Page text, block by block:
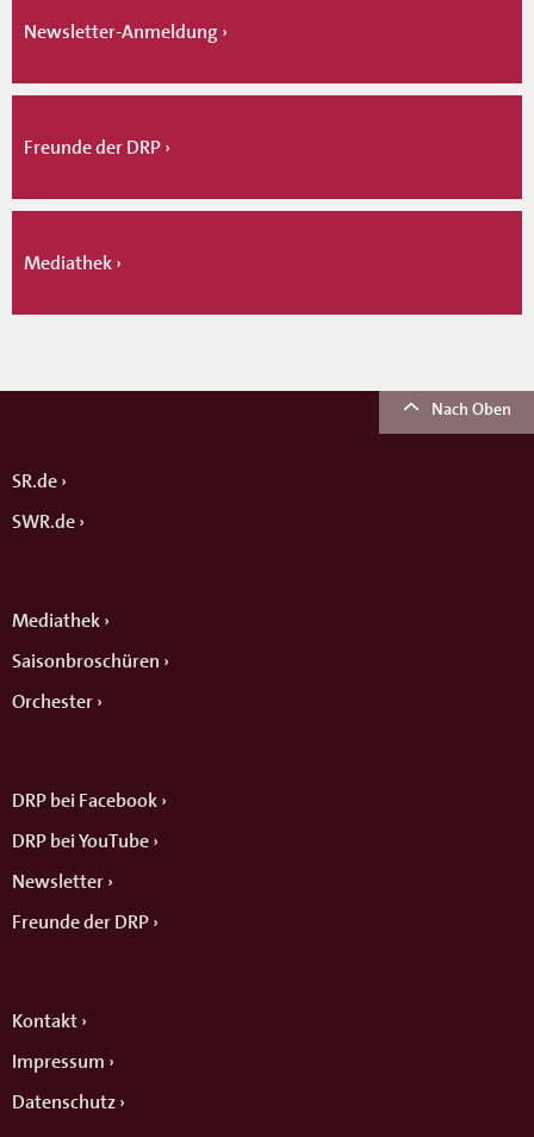
Newsletter-Anmeldung
Freunde der DRP
Mediathek
Nach Oben
SR.de
SWR.de
Mediathek
Saisonbroschüren
Orchester
DRP bei Facebook
DRP bei YouTube
Newsletter
Freunde der DRP
Kontakt
Impressum
Datenschutz